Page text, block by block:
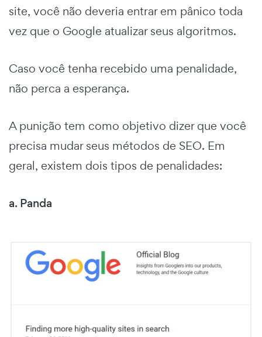
site, você não deveria entrar em pânico toda
vez que o Google atualizar seus algoritmos.
Caso você tenha recebido uma penalidade,
não perca a esperança.
A punição tem como objetivo dizer que você
precisa mudar seus métodos de SEO. Em
geral, existem dois tipos de penalidades:
a. Panda